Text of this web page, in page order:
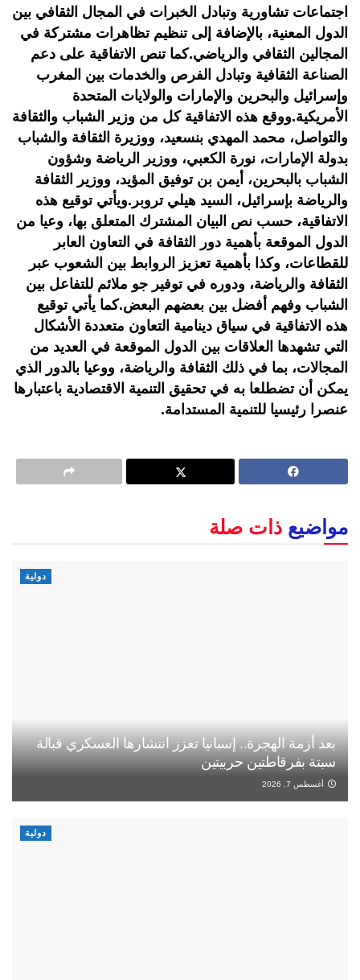
اجتماعات تشاورية وتبادل الخبرات في المجال الثقافي بين
الدول المعنية، بالإضافة إلى تنظيم تظاهرات مشتركة في
المجالين الثقافي والرياضي.كما تنص الاتفاقية على دعم
الصناعة الثقافية وتبادل الفرص والخدمات بين المغرب
وإسرائيل والبحرين والإمارات والولايات المتحدة
الأمريكية.ووقع هذه الاتفاقية كل من وزير الشباب والثقافة
والتواصل، محمد المهدي بنسعيد، ووزيرة الثقافة والشباب
بدولة الإمارات، نورة الكعبي، ووزير الرياضة وشؤون
الشباب بالبحرين، أيمن بن توفيق المؤيد، ووزير الثقافة
والرياضة بإسرائيل، السيد هيلي تروبر.ويأتي توقيع هذه
الاتفاقية، حسب نص البيان المشترك المتعلق بها، وعيا من
الدول الموقعة بأهمية دور الثقافة في التعاون العابر
للقطاعات، وكذا بأهمية تعزيز الروابط بين الشعوب عبر
الثقافة والرياضة، ودوره في توفير جو ملائم للتفاعل بين
الشباب وفهم أفضل بين بعضهم البعض.كما يأتي توقيع
هذه الاتفاقية في سياق دينامية التعاون متعددة الأشكال
التي تشهدها العلاقات بين الدول الموقعة في العديد من
المجالات، بما في ذلك الثقافة والرياضة، ووعيا بالدور الذي
يمكن أن تضطلعا به في تحقيق التنمية الاقتصادية باعتبارها
عنصرا رئيسيا للتنمية المستدامة.
مواضيع ذات صلة
دولية
بعد أزمة الهجرة.. إسبانيا تعزز انتشارها العسكري قبالة
سبتة بفرقاطتين حربيتين
أغسطس 7, 2026
دولية